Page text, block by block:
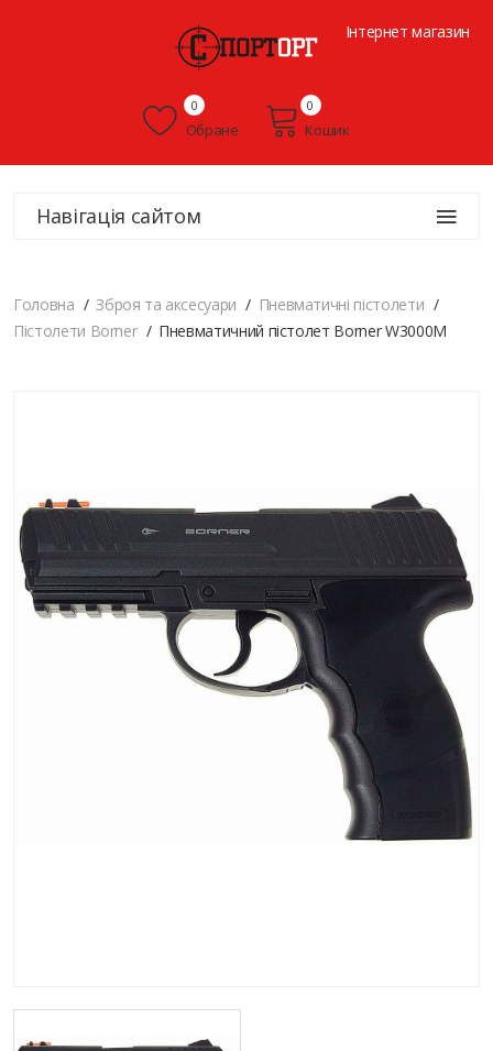
Інтернет магазин
Обране
0
Кошик
0
Навігація сайтом
Головна Зброя та аксесуари
Пневматичні пістолети
Пістолети Borner
Пневматичний пістолет Borner W3000M